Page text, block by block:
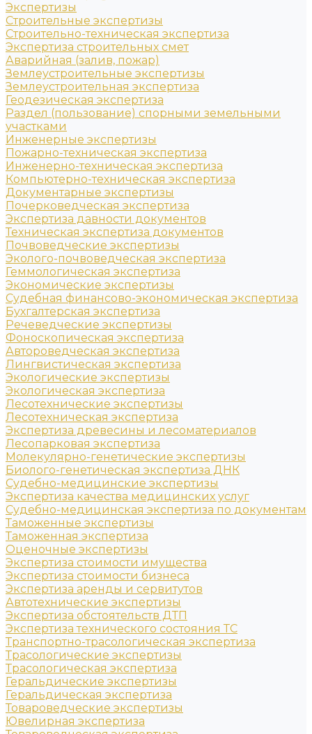
Экспертизы
Строительные экспертизы
Строительно-техническая экспертиза
Экспертиза строительных смет
Аварийная (залив, пожар)
Землеустроительные экспертизы
Землеустроительная экспертиза
Геодезическая экспертиза
Раздел (пользование) спорными земельными
участками
Инженерные экспертизы
Пожарно-техническая экспертиза
Инженерно-техническая экспертиза
Компьютерно-техническая экспертиза
Документарные экспертизы
Почерковедческая экспертиза
Экспертиза давности документов
Техническая экспертиза документов
Почвоведческие экспертизы
Эколого-почвоведческая экспертиза
Геммологическая экспертиза
Экономические экспертизы
Судебная финансово-экономическая экспертиза
Бухгалтерская экспертиза
Речеведческие экспертизы
Фоноскопическая экспертиза
Автороведческая экспертиза
Лингвистическая экспертиза
Экологические экспертизы
Экологическая экспертиза
Лесотехнические экспертизы
Лесотехническая экспертиза
Экспертиза древесины и лесоматериалов
Лесопарковая экспертиза
Молекулярно-генетические экспертизы
Биолого-генетическая экспертиза ДНК
Судебно-медицинские экспертизы
Экспертиза качества медицинских услуг
Судебно-медицинская экспертиза по документам
Таможенные экспертизы
Таможенная экспертиза
Оценочные экспертизы
Экспертиза стоимости имущества
Экспертиза стоимости бизнеса
Экспертиза аренды и сервитутов
Автотехнические экспертизы
Экспертиза обстоятельств ДТП
Экспертиза технического состояния ТС
Транспортно-трасологическая экспертиза
Трасологические экспертизы
Трасологическая экспертиза
Геральдические экспертизы
Геральдическая экспертиза
Товароведческие экспертизы
Ювелирная экспертиза